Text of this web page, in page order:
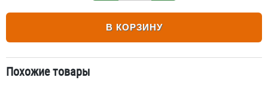
В КОРЗИНУ
Похожие товары